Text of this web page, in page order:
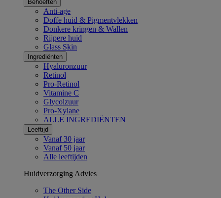
Behoeften
Anti-age
Doffe huid & Pigmentvlekken
Donkere kringen & Wallen
Rijpere huid
Glass Skin
Ingrediënten​
Hyaluronzuur
Retinol
Pro-Retinol
Vitamine C
Glycolzuur
Pro-Xylane
ALLE INGREDIËNTEN
Leeftijd
Vanaf 30 jaar
Vanaf 50 jaar
Alle leeftijden
Huidverzorging Advies
The Other Side